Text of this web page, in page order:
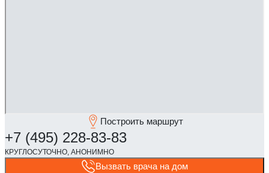
Построить маршрут
Вызвать врача на дом